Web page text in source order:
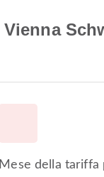
Mese della tariffa